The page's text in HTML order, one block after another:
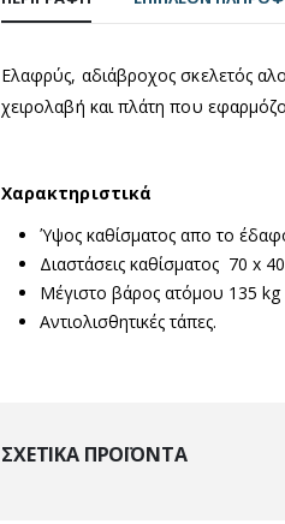
Ελαφρύς, αδιάβροχος σκελετός
χειρολαβή και πλάτη που
Χαρακτηριστικά
Ύψος καθίσματος απο το
Διαστάσεις καθίσματος 70 x
Μέγιστο βάρος ατόμου 135 kg
Αντιολισθητικές τάπες.
ΣΧΕΤΙΚΆ ΠΡΟΪΌΝΤΑ